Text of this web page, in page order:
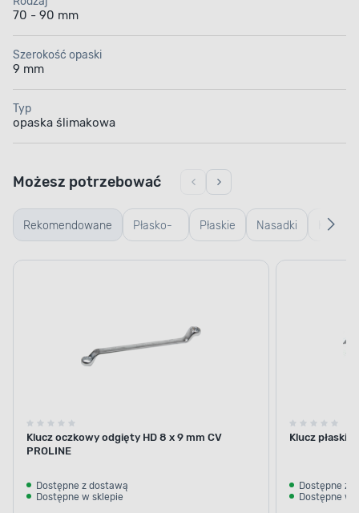
70 - 90 mm
Szerokość opaski
9 mm
Typ
opaska ślimakowa
Rekomendowane Płasko-
oczkowe
Płaskie Nasadki
Możesz potrzebować
Klucz oczkowy odgięty HD 8 x 9 mm CV
PROLINE
Dostępne z dostawą
Dostępne w sklepie
Klucz płaski
Dostępne z
Dostępne w